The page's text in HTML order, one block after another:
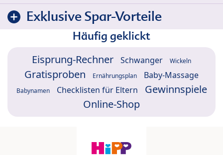
Exklusive Spar-Vorteile
Häufig geklickt
Eisprung-Rechner Schwanger Wickeln
Gratisproben Ernährungsplan Baby-Massage
Babynamen Checklisten für Eltern
Gewinnspiele
Online-Shop